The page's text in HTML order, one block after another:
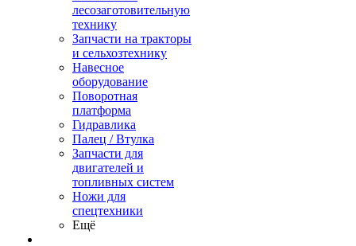
лесозаготовительную
технику
Запчасти на тракторы
и сельхозтехнику
Навесное
оборудование
Поворотная
платформа
Гидравлика
Палец / Втулка
Запчасти для
двигателей и
топливных систем
Ножи для
спецтехники
Ещё